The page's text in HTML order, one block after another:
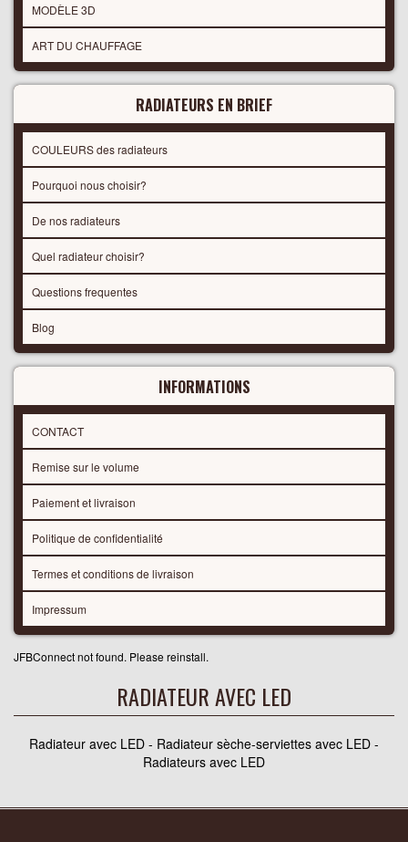
MODÈLE 3D
ART DU CHAUFFAGE
RADIATEURS EN BRIEF
COULEURS des radiateurs
Pourquoi nous choisir?
De nos radiateurs
Quel radiateur choisir?
Questions frequentes
Blog
INFORMATIONS
CONTACT
Remise sur le volume
Paiement et livraison
Politique de confidentialité
Termes et conditions de livraison
Impressum
JFBConnect not found. Please reinstall.
RADIATEUR AVEC LED
Radiateur avec LED - Radiateur sèche-serviettes avec LED -
Radiateurs avec LED